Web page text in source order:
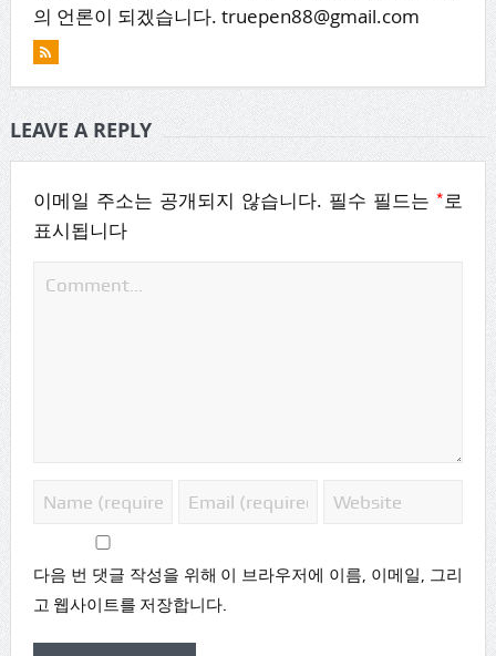
의 언론이 되겠습니다. truepen88@gmail.com
LEAVE A REPLY
이메일 주소는 공개되지 않습니다. 필수 필드는*로
표시됩니다
다음 번 댓글 작성을 위해 이 브라우저에 이름, 이메일, 그리
고 웹사이트를 저장합니다.